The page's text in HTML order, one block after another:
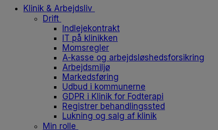
Klinik & Arbejdsliv
Drift
Indlejekontrakt
IT på klinikken
Momsregler
A-kasse og arbejdsløshedsforsikring
Arbejdsmiljø
Markedsføring
Udbud i kommunerne
GDPR i Klinik for Fodterapi
Registrer behandlingssted
Lukning og salg af klinik
Min rolle